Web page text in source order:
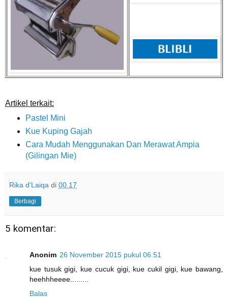
Artikel terkait:
Pastel Mini
Kue Kuping Gajah
Cara Mudah Menggunakan Dan Merawat Ampia
(Gilingan Mie)
Rika d'Laiqa di 00.17
Berbagi
5 komentar:
Anonim 26 November 2015 pukul 06.51
kue tusuk gigi, kue cucuk gigi, kue cukil gigi, kue bawang,
heehhheeee.........
Balas